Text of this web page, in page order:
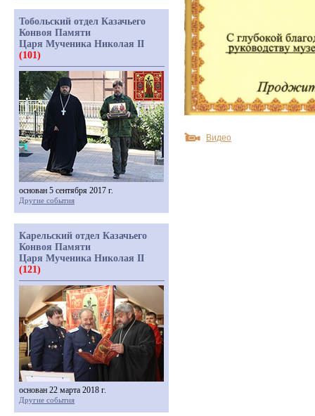
Видео
Тобольский отдел Казачьего
Конвоя Памяти
Царя Мученика Николая II
(101)
основан 5 сентября 2017 г.
Другие события
Карельский отдел Казачьего
Конвоя Памяти
Царя Мученика Николая II
(121)
основан 22 марта 2018 г.
Другие события